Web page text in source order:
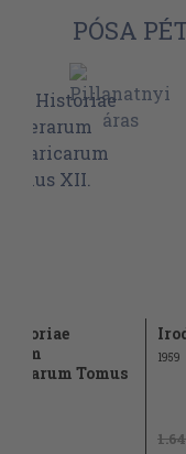
PÓSA
Tomus
1959